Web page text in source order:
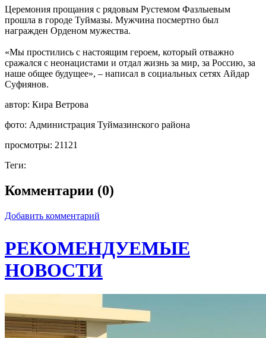
Церемония прощания с рядовым Рустемом Фазлыевым
прошла в городе Туймазы. Мужчина посмертно был
награжден Орденом мужества.
«Мы простились с настоящим героем, который отважно
сражался с неонацистами и отдал жизнь за мир, за Россию, за
наше общее будущее», – написал в социальных сетях Айдар
Суфиянов.
автор: Кира Ветрова
фото: Администрация Туймазинского района
просмотры: 21121
Теги:
Комментарии (0)
Добавить комментарий
РЕКОМЕНДУЕМЫЕ
НОВОСТИ